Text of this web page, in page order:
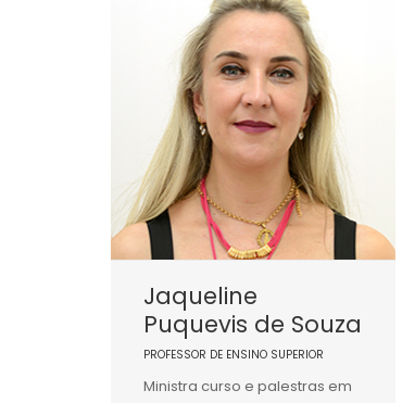
Jaqueline
Puquevis de Souza
PROFESSOR DE ENSINO SUPERIOR
Ministra curso e palestras em